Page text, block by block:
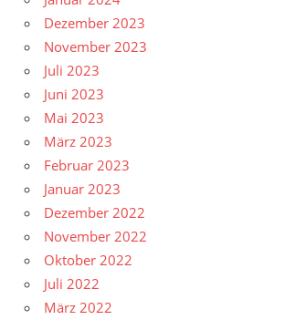
Dezember 2023
November 2023
Juli 2023
Juni 2023
Mai 2023
März 2023
Februar 2023
Januar 2023
Dezember 2022
November 2022
Oktober 2022
Juli 2022
März 2022